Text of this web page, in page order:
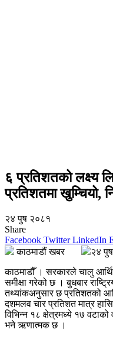
६ प्रतिशतको लक्ष्य
प्रतिशतमा खुम्चियो,
२४ पुष २०८१
Share
Facebook Twitter LinkedIn
काठमाडौं खबर
२४
काठमाडौँ । सरकारले चालु
समीक्षा गरेको छ । बुधबार
तथ्यांकअनुसार छ प्रतिशतको
दशमलव चार प्रतिशत मात्र
विभिन्न १८ क्षेत्रमध्ये १७ वटाको
भने ऋणात्मक छ ।